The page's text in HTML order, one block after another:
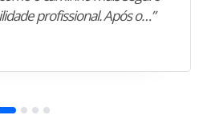
profissional. Após o…”